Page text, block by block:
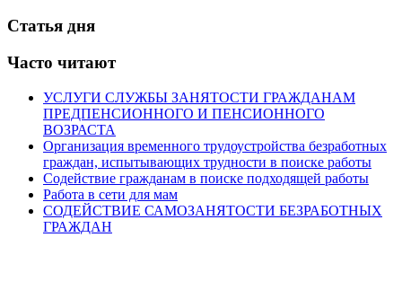
Статья дня
Часто читают
УСЛУГИ СЛУЖБЫ ЗАНЯТОСТИ ГРАЖДАНАМ
ПРЕДПЕНСИОННОГО И ПЕНСИОННОГО
ВОЗРАСТА
Организация временного трудоустройства безработных
граждан, испытывающих трудности в поиске работы
Содействие гражданам в поиске подходящей работы
Работа в сети для мам
СОДЕЙСТВИЕ САМОЗАНЯТОСТИ БЕЗРАБОТНЫХ
ГРАЖДАН